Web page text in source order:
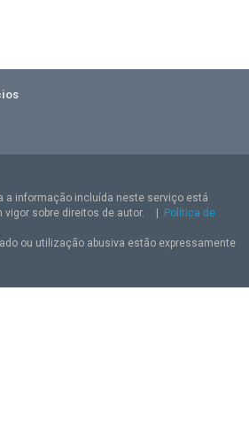
a informação incluída neste serviço está
sobre direitos de autor.
Política de
ou utilização abusiva estão expressamente